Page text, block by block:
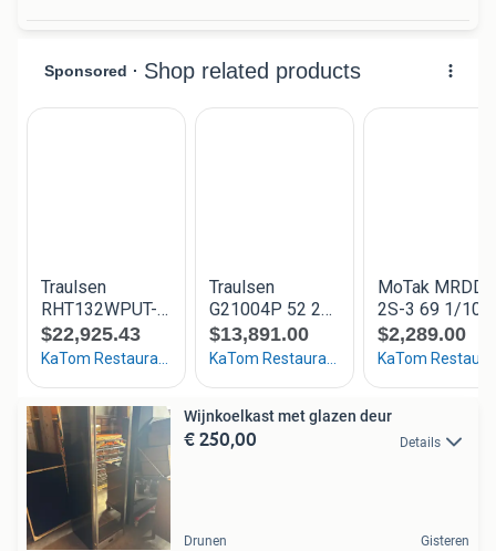
Wijnkoelkast met glazen deur
€ 250,00 Details
Drunen Gisteren